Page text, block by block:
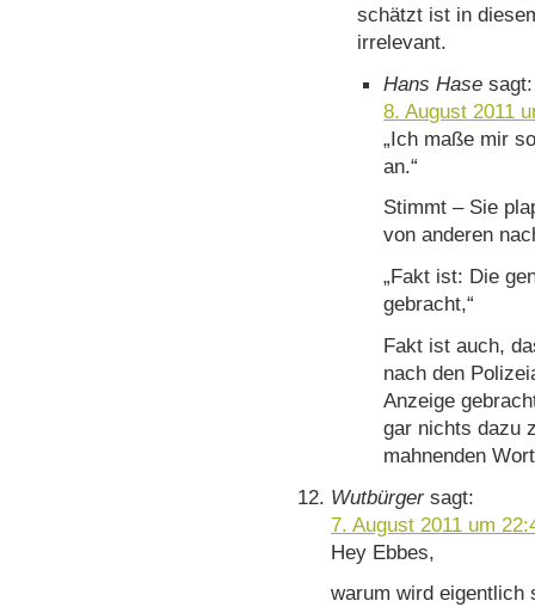
schätzt ist in
irrelevant.
Hans Hase sagt:
8. August 2011
„Ich maße mir
an.“
Stimmt – Sie
von anderen
„Fakt ist: Die
gebracht,“
Fakt ist auch,
nach den
Anzeige
gar nichts dazu
mahnenden
Wutbürger sagt:
7. August 2011 um
Hey Ebbes,
warum wird eigentlich